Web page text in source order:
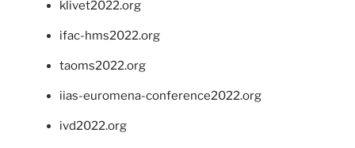
klivet2022.org
ifac-hms2022.org
taoms2022.org
iias-euromena-conference2022.org
ivd2022.org